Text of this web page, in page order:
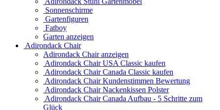
Sonnenschirme
Gartenfiguren
Fatboy
Garten anzeigen
Adirondack Chair
Adirondack Chair anzeigen
Adirondack Chair USA Classic kaufen
Adirondack Chair Canada Classic kaufen
Adirondack Chair Kundenstimmen Bewertung
Adirondack Chair Nackenkissen Polster
Adirondack Chair Canada Aufbau - 5 Schritte zum
Glück